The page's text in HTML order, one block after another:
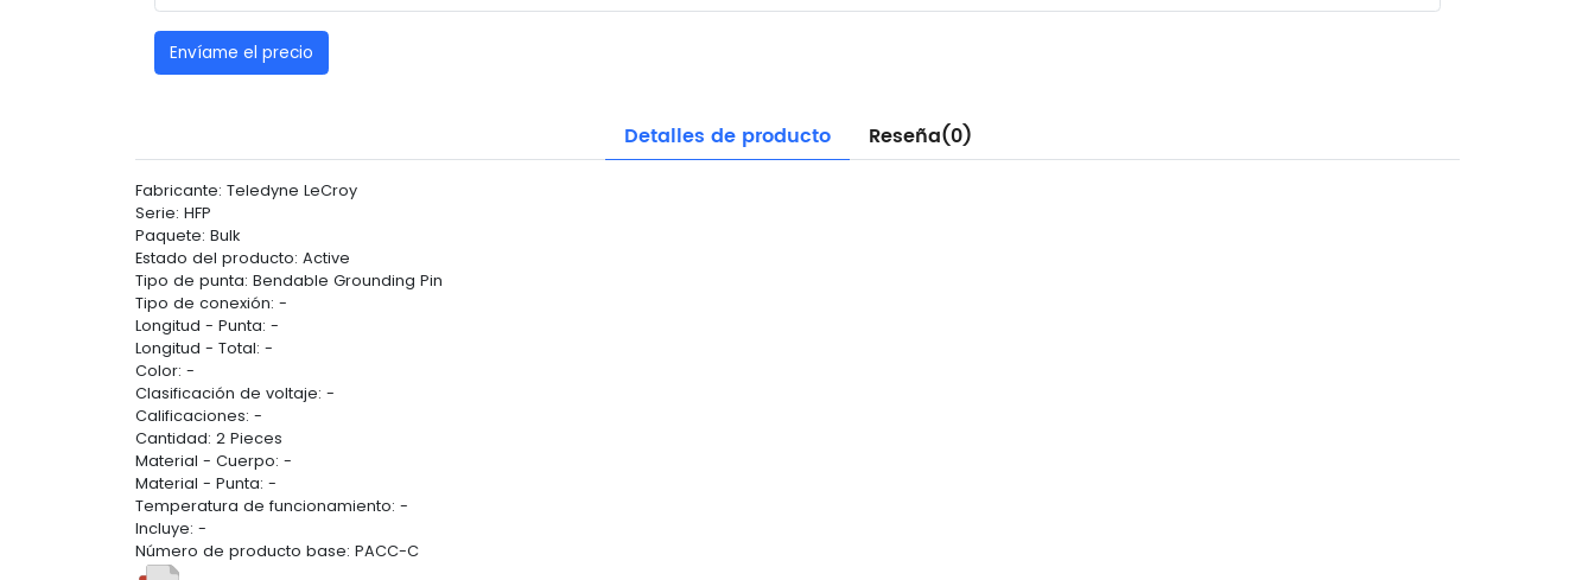
Envíame el precio
Detalles de producto Reseña(0)
Fabricante: Teledyne LeCroy
Serie: HFP
Paquete: Bulk
Estado del producto: Active
Tipo de punta: Bendable Grounding Pin
Tipo de conexión: -
Longitud - Punta: -
Longitud - Total: -
Color: -
Clasificación de voltaje: -
Calificaciones: -
Cantidad: 2 Pieces
Material - Cuerpo: -
Material - Punta: -
Temperatura de funcionamiento: -
Incluye: -
Número de producto base: PACC-C